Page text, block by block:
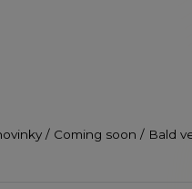
/ Coming soon / Bald